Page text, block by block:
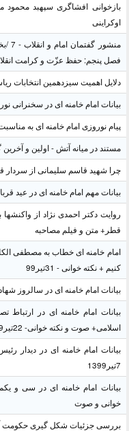
بازخوانی افشاگری سپهبد محمود
اوکراینی
فصل پنجم: حفظ عزّت و کرامت
دلایل اهمیت سیزدهمین انتخابات
بیانات امام خامنه ای در سخنرانی
پیام نوروزی امام خامنه ای به مناسبت
مستند در میانه آتش - اولین و
چرا شهید قاسم سلیمانی از
بیانات مهم امام خامنه ای در عید
روایت دکتر احمدی نژاد از
قطر+ متن و فیلم مصاحبه
امام خامنه ای خطاب به مصطفی
کنیم + نکته خوانی - 31تیر99
بیانات امام خامنه ای در سالروز شهادت
بیانات امام خامنه ای در ارتباط
اسلامی+ صوت و نکته خوانی- 22تیر99
بیانات امام خامنه ای در دیدار
7تیر1399
بیانات امام خامنه ای در سی و
خوانی و صوت
بررسی جزئیات شکل گیری حکومت